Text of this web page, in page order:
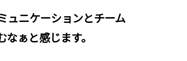
ュニケーションとチーム
ぁと感じます。